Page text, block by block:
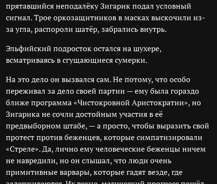
прятавшийся неподалёку Зигарик подал условный
сигнал. Трое оркозащитников в масках выскочили из-
за угла, распороли шатёр, забрались внутрь.
Эльфийский подросток остался на шухере,
всматриваясь в сгущающиеся сумерки.
На это дело он вызвался сам. Не потому, что особо
переживал за дело своей партии — ему была гораздо
ближе программа «Чистокровной Аристократии», но
Зигарика не сочли достойным участия в её
предвыборном штабе, — а просто, чтобы выразить свой
протест против беженцев, которые симпатизировали
«Стреле». Да, лично ему человеческие беженцы ничем
не навредили, но он слышал, что люди очень
примитивные варвары, которые гадят везде, где